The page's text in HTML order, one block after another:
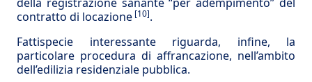
della registrazione sanante “per adempimento” del
contratto di locazione [10].
Fattispecie interessante riguarda, infine, la
particolare procedura di affrancazione, nell’ambito
dell’edili­zia residenziale pubblica.